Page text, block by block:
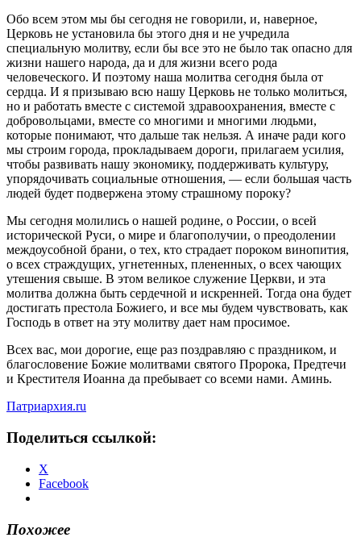
Обо всем этом мы бы сегодня не говорили, и, наверное,
Церковь не установила бы этого дня и не учредила
специальную молитву, если бы все это не было так опасно для
жизни нашего народа, да и для жизни всего рода
человеческого. И поэтому наша молитва сегодня была от
сердца. И я призываю всю нашу Церковь не только молиться,
но и работать вместе с системой здравоохранения, вместе с
добровольцами, вместе со многими и многими людьми,
которые понимают, что дальше так нельзя. А иначе ради кого
мы строим города, прокладываем дороги, прилагаем усилия,
чтобы развивать нашу экономику, поддерживать культуру,
упорядочивать социальные отношения, — если большая часть
людей будет подвержена этому страшному пороку?
Мы сегодня молились о нашей родине, о России, о всей
исторической Руси, о мире и благополучии, о преодолении
междоусобной брани, о тех, кто страдает пороком винопития,
о всех страждущих, угнетенных, плененных, о всех чающих
утешения свыше. В этом великое служение Церкви, и эта
молитва должна быть сердечной и искренней. Тогда она будет
достигать престола Божиего, и все мы будем чувствовать, как
Господь в ответ на эту молитву дает нам просимое.
Всех вас, мои дорогие, еще раз поздравляю с праздником, и
благословение Божие молитвами святого Пророка, Предтечи
и Крестителя Иоанна да пребывает со всеми нами. Аминь.
Патриархия.ru
Поделиться ссылкой:
X
Facebook
Похожее